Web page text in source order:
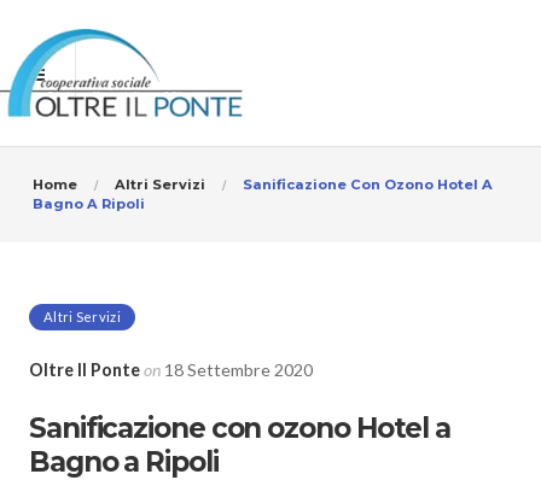
Home Altri Servizi
Sanificazione Con Ozono Hotel A
Bagno A Ripoli
Altri Servizi
Oltre Il Ponteon 18 Settembre 2020
Sanificazione con ozono Hotel a
Bagno a Ripoli